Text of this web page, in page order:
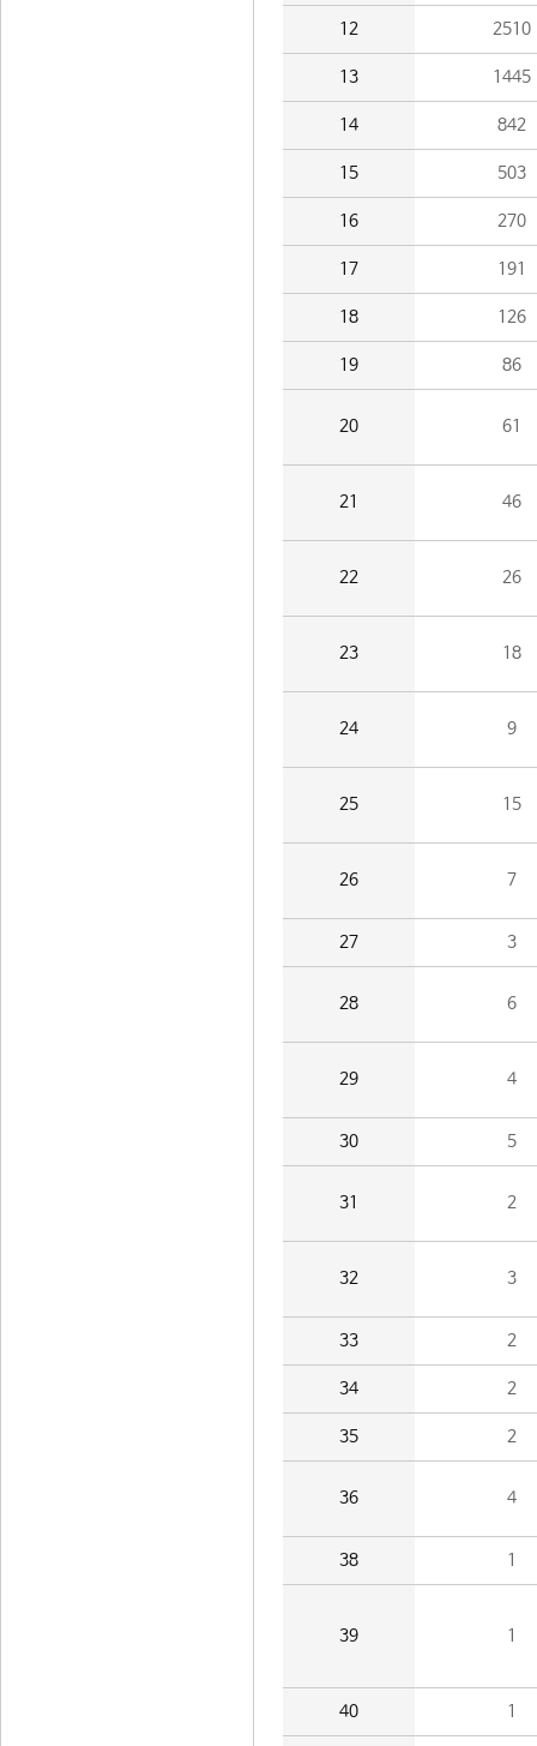
12 2510
13 1445
14 842
15 503
16 270
17 191
18 126
19 86
20 61
21 46
22 26
23 18
24 9
25 15
26 7
27 3
28 6
29 4
30 5
31 2
32 3
33 2
34 2
35 2
36 4
38 1
39 1
40 1